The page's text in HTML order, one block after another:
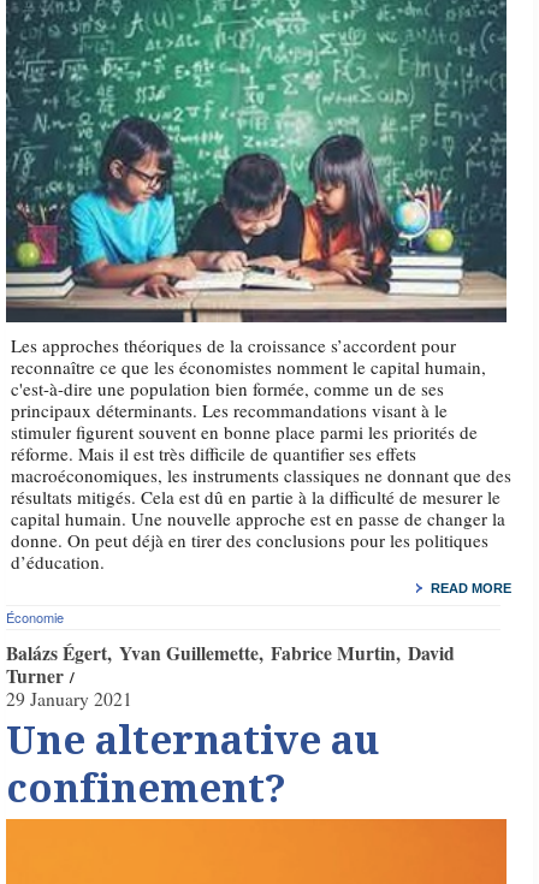
Les approches théoriques de la croissance s’accordent pour
reconnaître ce que les économistes nomment le capital humain,
c'est-à-dire une population bien formée, comme un de ses
principaux déterminants. Les recommandations visant à le
stimuler figurent souvent en bonne place parmi les priorités de
réforme. Mais il est très difficile de quantifier ses effets
macroéconomiques, les instruments classiques ne donnant que des
résultats mitigés. Cela est dû en partie à la difficulté de mesurer le
capital humain. Une nouvelle approche est en passe de changer la
donne. On peut déjà en tirer des conclusions pour les politiques
d’éducation.
READ MORE
Économie
Balázs Égert Yvan Guillemette Fabrice Murtin David
Turner
29 January 2021
Une alternative au
confinement?